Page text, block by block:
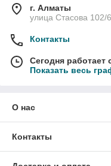
г. Алматы
улица Стасова 102/
Контакты
Сегодня работает
Показать весь
О нас
Контакты